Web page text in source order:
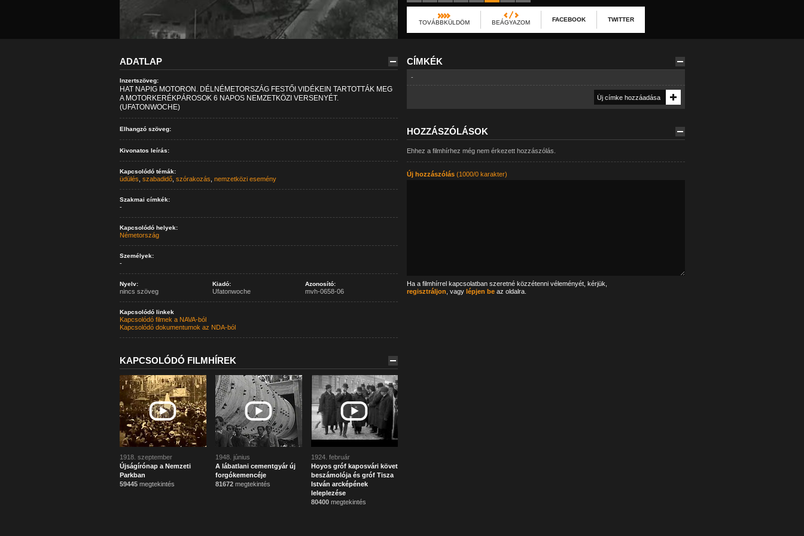
TOVÁBBKÜLDÖM BEÁGYAZOM FACEBOOK TWITTER
ADATLAP
Inzertszöveg:
HAT NAPIG MOTORON. DÉLNÉMETORSZÁG FESTŐI VIDÉKEIN TARTOTTÁK MEG
A MOTORKERÉKPÁROSOK 6 NAPOS NEMZETKÖZI VERSENYÉT.
(UFATONWOCHE)
Elhangzó szöveg:
Kivonatos leírás:
Kapcsolódó témák:
üdülés szabadidő, szórakozás nemzetközi esemény
Szakmai címkék:
-
Kapcsolódó helyek:
Németország
Személyek:
-
Nyelv:
nincs szöveg
Kiadó:
Ufatonwoche
Azonosító:
mvh-0658-06
Kapcsolódó linkek
Kapcsolódó filmek a NAVA-ból
Kapcsolódó dokumentumok az NDA-ból
KAPCSOLÓDÓ FILMHÍREK
1918. szeptember
Újságírónap a Nemzeti
Parkban
59445megtekintés
1948. június
A lábatlani cementgyár új
forgókemencéje
81672megtekintés
1924. február
Hoyos gróf kaposvári követ
beszámolója és gróf Tisza
István arcképének
leleplezése
80400megtekintés
CÍMKÉK
-
HOZZÁSZÓLÁSOK
Ehhez a filmhírhez még nem érkezett hozzászólás.
Új hozzászólás(1000/0 karakter)
Ha a filmhírrel kapcsolatban szeretné közzétenni véleményét, kérjük,
regisztráljon , vagy lépjen beaz oldalra.